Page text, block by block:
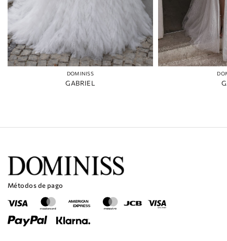
DOMINISS
GABRIEL
Métodos de pago